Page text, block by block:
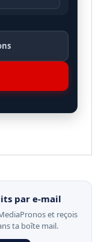
par e-mail
et reçois
ta boîte mail.